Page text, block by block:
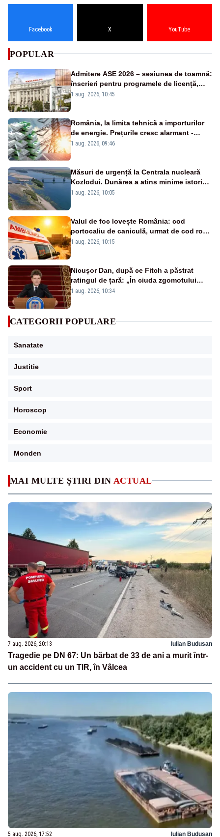
MAI MULTE ȘTIRI DIN ACTUAL
7 aug. 2026, 20:13 Iulian Budusan
Tragedie pe DN 67: Un bărbat de 33 de ani a murit într-
un accident cu un TIR, în Vâlcea
5 aug. 2026, 17:52 Iulian Budusan
Facebook X YouTube
POPULAR
Admitere ASE 2026 – sesiunea de toamnă:
înscrieri pentru programele de licență,
masterat și doctorat
1 aug. 2026, 10:45
România, la limita tehnică a importurilor
de energie. Prețurile cresc alarmant -
Analiză Realitatea Plus
1 aug. 2026, 09:46
Măsuri de urgență la Centrala nucleară
Kozlodui. Dunărea a atins minime istorice
și în Bulgaria
1 aug. 2026, 10:05
Valul de foc lovește România: cod
portocaliu de caniculă, urmat de cod roșu
duminică. Temperaturile urcă spre 40°C
1 aug. 2026, 10:15
Nicușor Dan, după ce Fitch a păstrat
ratingul de țară: „În ciuda zgomotului
politic, România funcționează”
1 aug. 2026, 10:34
CATEGORII POPULARE
Sanatate
Justitie
Sport
Horoscop
Economie
Monden